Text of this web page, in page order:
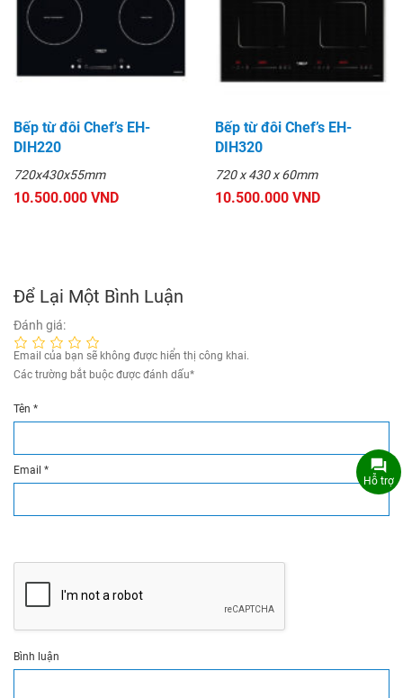
Bếp từ đôi Chef’s EH-
DIH220
720x430x55mm
10.500.000 VND
Bếp từ đôi Chef’s EH-
DIH320
720 x 430 x 60mm
10.500.000 VND
Để Lại Một Bình Luận
Đánh giá:
Email của bạn sẽ không được hiển thị công khai.
Các trường bắt buộc được đánh dấu*
Tên *
Email *
Bình luận
Hỗ trợ